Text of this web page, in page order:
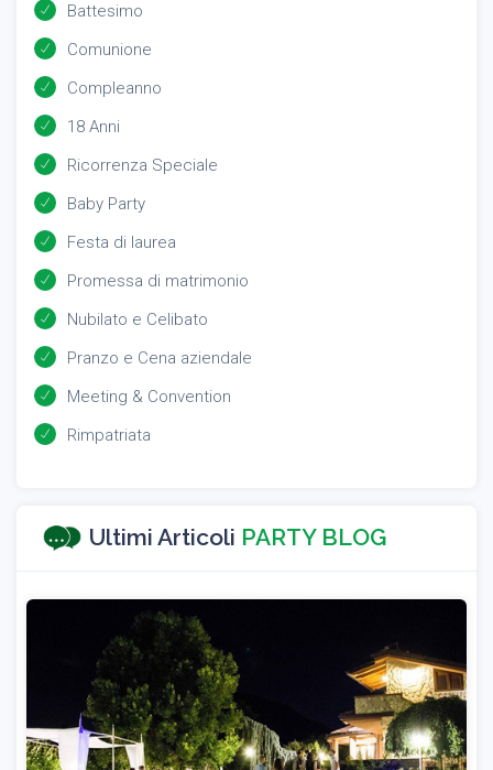
Battesimo
Comunione
Compleanno
18 Anni
Ricorrenza Speciale
Baby Party
Festa di laurea
Promessa di matrimonio
Nubilato e Celibato
Pranzo e Cena aziendale
Meeting & Convention
Rimpatriata
Ultimi Articoli PARTY BLOG